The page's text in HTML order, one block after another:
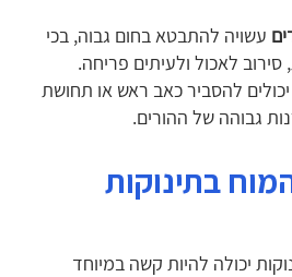
עשויה להתבטא בחום גבוה, בכי
סירוב לאכול ולעיתים פריחה.
להסביר כאב ראש או תחושת
גבוהה של ההורים.
בתינוקות
יכולה להיות קשה במיוחד